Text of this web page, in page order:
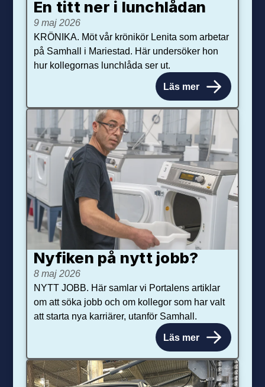
En titt ner i lunchlådan
9 maj 2026
KRÖNIKA. Möt vår krönikör Lenita som arbetar
på Samhall i Mariestad. Här undersöker hon
hur kollegornas lunchlåda ser ut.
Läs mer
Nyfiken på nytt jobb?
8 maj 2026
NYTT JOBB. Här samlar vi Portalens artiklar
om att söka jobb och om kollegor som har valt
att starta nya karriärer, utanför Samhall.
Läs mer